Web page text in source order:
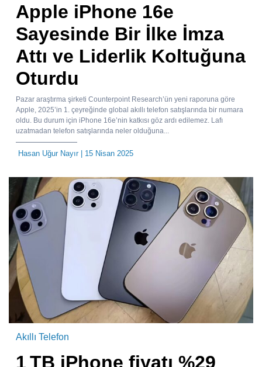
Apple iPhone 16e
Sayesinde Bir İlke İmza
Attı ve Liderlik Koltuğuna
Oturdu
Pazar araştırma şirketi Counterpoint Research’ün yeni raporuna göre
Apple, 2025’in 1. çeyreğinde global akıllı telefon satışlarında bir numara
oldu. Bu durum için iPhone 16e’nin katkısı göz ardı edilemez. Lafı
uzatmadan telefon satışlarında neler olduğuna...
Hasan Uğur Nayır| 15 Nisan 2025
Akıllı Telefon
1 TB iPhone fiyatı %29